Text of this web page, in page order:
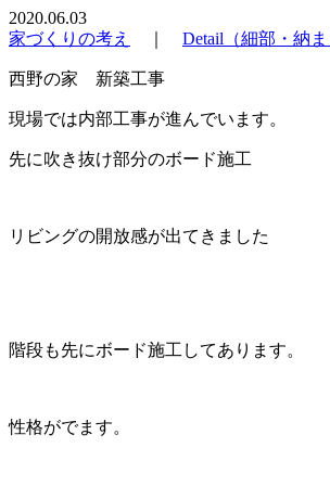
2020.06.03
家づくりの考え
Detail（細部・納ま
西野の家 新築工事
現場では内部工事が進んでいます。
先に吹き抜け部分のボード施工
リビングの開放感が出てきました
階段も先にボード施工してあります。
性格がでます。